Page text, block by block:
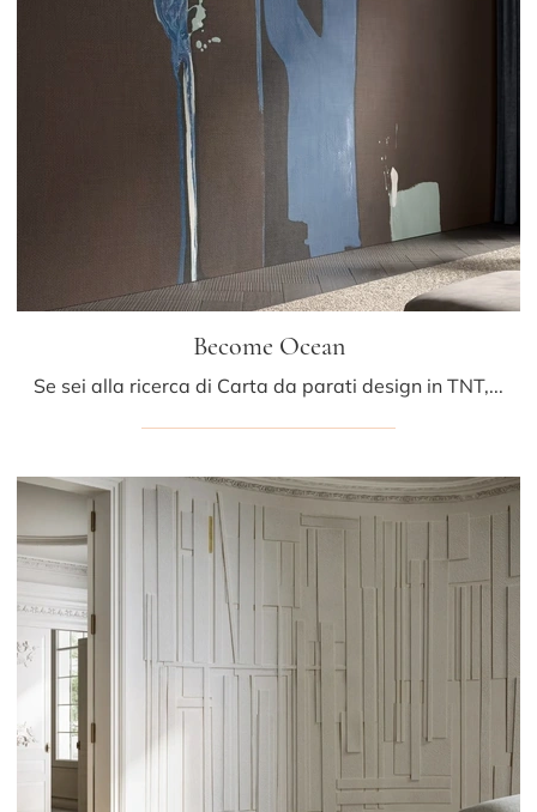
Become Ocean
Se sei alla ricerca di Carta da parati design in TNT, clicca e ottieni informazioni sulle svariate offerte di Glamora come il modello Become Ocean.